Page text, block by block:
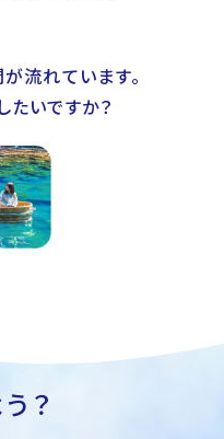
流れています。
いですか？
？